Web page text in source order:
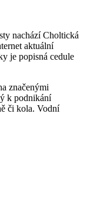
nachází Choltická
aktuální
je popisná cedule
značenými
k podnikání
či kola. Vodní